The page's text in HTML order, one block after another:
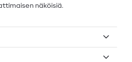
näköisiä.